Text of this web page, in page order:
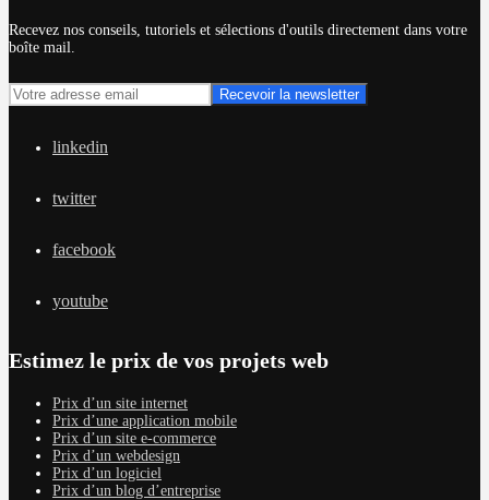
Recevez nos conseils, tutoriels et sélections d'outils directement dans votre
boîte mail.
linkedin
twitter
facebook
youtube
Estimez le prix de vos projets web
Prix d’un site internet
Prix d’une application mobile
Prix d’un site e-commerce
Prix d’un webdesign
Prix d’un logiciel
Prix d’un blog d’entreprise